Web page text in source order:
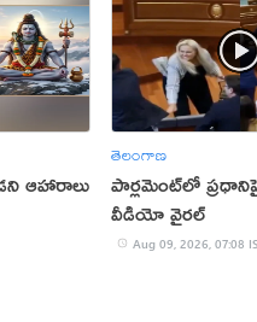
ఆహారాలు
తెలంగాణ
పార్లమెంట్‌లో
వీడియో వైరల్
Aug 09, 2026, 07:08